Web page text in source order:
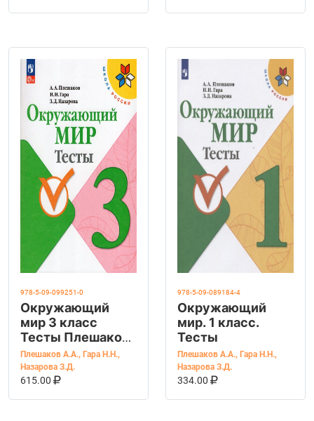
978-5-09-099251-0
Окружающий
мир 3 класс
Тесты Плешаков
А.А., Гара Н.Н.,
Назарова З.Д.
Плешаков А.А., Гара Н.Н.,
Назарова З.Д.
615.00
В КОРЗИНУ
978-5-09-089184-4
Окружающий
мир. 1 класс.
Тесты
Плешаков А.А., Гара Н.Н.,
Назарова З.Д.
334.00
В КОРЗИНУ